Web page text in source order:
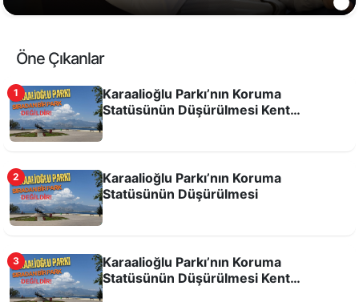
Toplu taşıma araçlarının durakta bekleyen
yolcuyu almadan geçme hakkı yok
Öne Çıkanlar
1
Karaalioğlu Parkı’nın Koruma
Statüsünün Düşürülmesi Kent
2
Karaalioğlu Parkı’nın Koruma
Statüsünün Düşürülmesi
3
Karaalioğlu Parkı’nın Koruma
Statüsünün Düşürülmesi Kent